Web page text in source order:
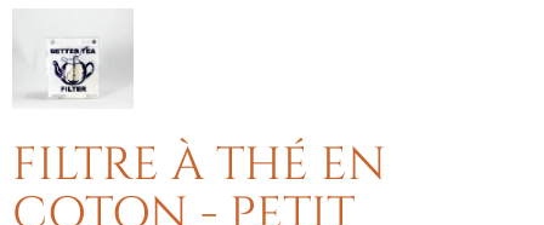
FILTRE À THÉ EN